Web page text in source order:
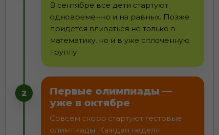
В сентябре все дети стартуют
одновременно и на равных. Позже
придётся вливаться не только в
математику, но и в уже сплочённую
группу
2
Первые олимпиады —
уже в октябре
Совсем скоро стартуют тестовые
олимпиады. Каждая неделя